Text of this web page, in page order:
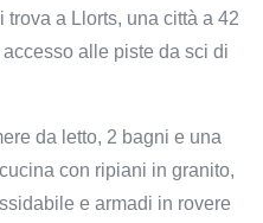
trova a Llorts, una città a 42
alle piste da sci di
da letto, 2 bagni e una
con ripiani in granito,
e armadi in rovere